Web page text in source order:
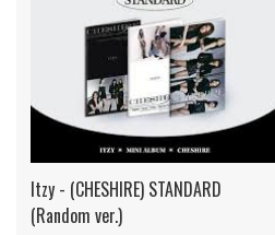
Itzy - (CHESHIRE) STANDARD
(Random ver.)